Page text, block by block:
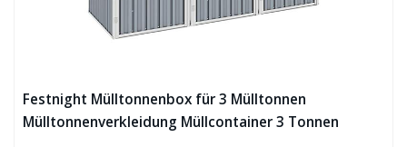
Festnight Mülltonnenbox für 3 Mülltonnen
Mülltonnenverkleidung Müllcontainer 3 Tonnen